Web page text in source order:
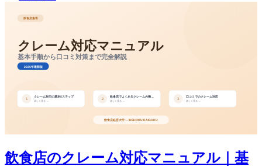
飲食店のクレーム対応マニュアル｜基